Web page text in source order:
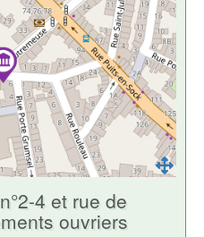
4 et rue de
ouvriers